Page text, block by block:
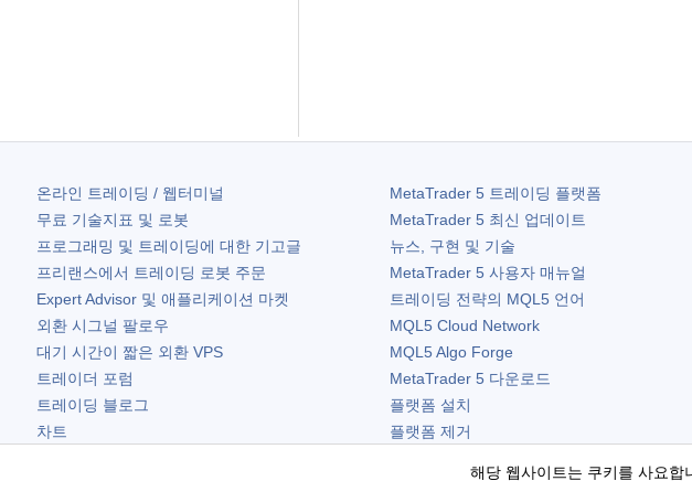
온라인 트레이딩 / 웹터미널
무료 기술지표 및 로봇
프로그래밍 및 트레이딩에 대한 기고글
프리랜스에서 트레이딩 로봇 주문
Expert Advisor 및 애플리케이션 마켓
외환 시그널 팔로우
대기 시간이 짧은 외환 VPS
트레이더 포럼
트레이딩 블로그
차트
MetaTrader 5트레이딩 플랫폼
MetaTrader 5최신 업데이트
뉴스, 구현 및 기술
MetaTrader 5사용자 매뉴얼
트레이딩 전략의 MQL5 언어
MQL5 Cloud Network
MQL5 Algo Forge
MetaTrader 5다운로드
플랫폼 설치
플랫폼 제거
해당 웹사이트는 쿠키를 사요합